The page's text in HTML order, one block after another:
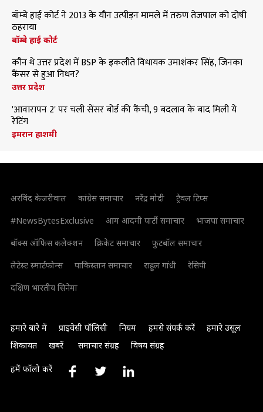
बॉम्बे हाई कोर्ट ने 2013 के यौन उत्पीड़न मामले में तरुण तेजपाल को दोषी
ठहराया
बॉम्बे हाई कोर्ट
कौन थे उत्तर प्रदेश में BSP के इकलौते विधायक उमाशंकर सिंह, जिनका
कैंसर से हुआ निधन?
उत्तर प्रदेश
'आवारापन 2' पर चली सेंसर बोर्ड की कैंची, 9 बदलाव के बाद मिली ये
रेटिंग
इमरान हाशमी
अरविंद केजरीवाल कांग्रेस समाचार नरेंद्र मोदी
ट्रैवल टिप्स
#NewsBytesExclusive
आम आदमी पार्टी समाचार
भाजपा समाचार
बॉक्स ऑफिस कलेक्शन
क्रिकेट समाचार
फुटबॉल समाचार
लेटेस्ट स्मार्टफोन्स
पाकिस्तान समाचार राहुल गांधी
रेसिपी
दक्षिण भारतीय सिनेमा
हमारे बारे में प्राइवेसी पॉलिसी नियम हमसे संपर्क करें
हमारे उसूल
शिकायत
खबरें समाचार संग्रह विषय संग्रह
हमें फॉलो करें